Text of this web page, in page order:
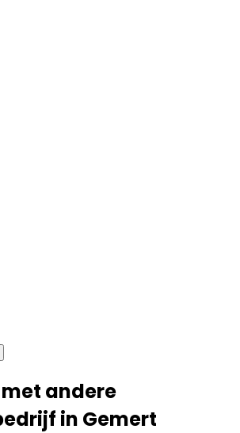
andere
in Gemert